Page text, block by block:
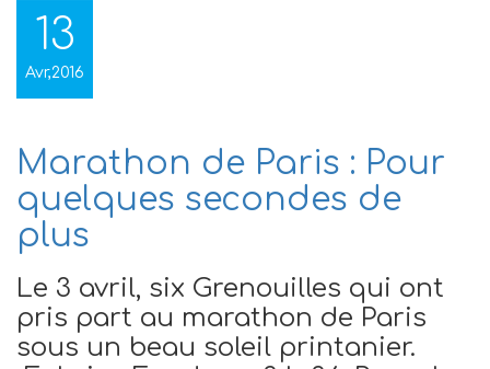
13
Avr,2016
Marathon de Paris : Pour
quelques secondes de
plus
Le 3 avril, six Grenouilles qui ont
pris part au marathon de Paris
sous un beau soleil printanier.